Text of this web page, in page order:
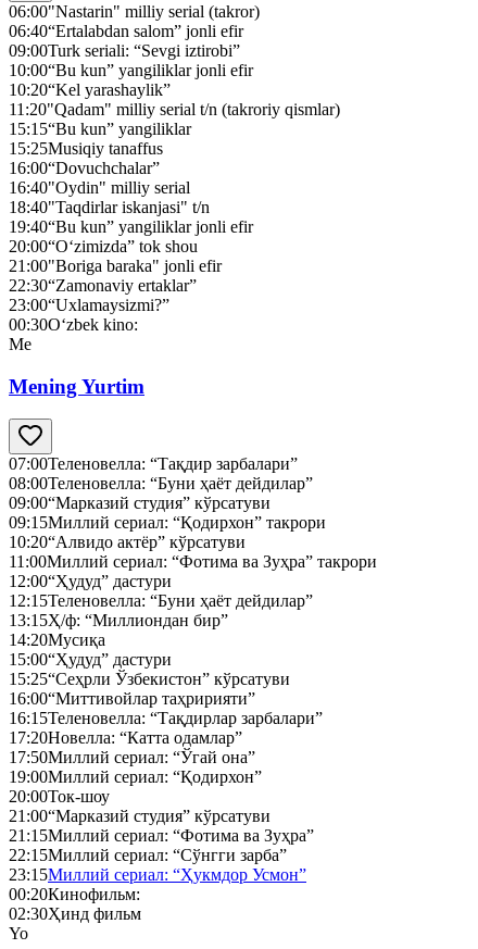
06:00"Nastarin" milliy serial (takror)
06:40“Ertalabdan salom” jonli efir
09:00Turk seriali: “Sevgi iztirobi”
10:00“Bu kun” yangiliklar jonli efir
10:20“Kel yarashaylik”
11:20"Qadam" milliy serial t/n (takroriy qismlar)
15:15“Bu kun” yangiliklar
15:25Musiqiy tanaffus
16:00“Dovuchchalar”
16:40"Oydin" milliy serial
18:40"Taqdirlar iskanjasi" t/n
19:40“Bu kun” yangiliklar jonli efir
20:00“O‘zimizda” tok shou
21:00"Boriga baraka" jonli efir
22:30“Zamonaviy ertaklar”
23:00“Uxlamaysizmi?”
00:30O‘zbek kino:
Me
Mening Yurtim
07:00Теленовелла: “Тақдир зарбалари”
08:00Теленовелла: “Буни ҳаёт дейдилар”
09:00“Марказий студия” кўрсатуви
09:15Миллий сериал: “Қодирхон” такрори
10:20“Алвидо актёр” кўрсатуви
11:00Миллий сериал: “Фотима ва Зуҳра” такрори
12:00“Ҳудуд” дастури
12:15Теленовелла: “Буни ҳаёт дейдилар”
13:15Ҳ/ф: “Миллиондан бир”
14:20Мусиқа
15:00“Ҳудуд” дастури
15:25“Сеҳрли Ўзбекистон” кўрсатуви
16:00“Миттивойлар таҳририяти”
16:15Теленовелла: “Тақдирлар зарбалари”
17:20Новелла: “Катта одамлар”
17:50Миллий сериал: “Ўгай она”
19:00Миллий сериал: “Қодирхон”
20:00Ток-шоу
21:00“Марказий студия” кўрсатуви
21:15Миллий сериал: “Фотима ва Зуҳра”
22:15Миллий сериал: “Сўнгги зарба”
23:15Миллий сериал: “Ҳукмдор Усмон”
00:20Кинофильм:
02:30Ҳинд фильм
Yo